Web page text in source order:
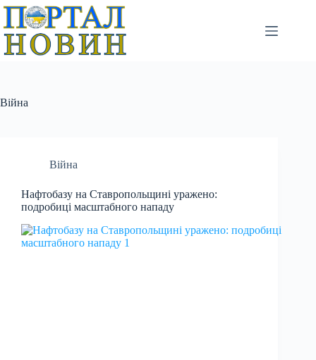
Перейти
вмісту
Війна
Війна
Нафтобазу на Ставропольщині уражено:
подробиці масштабного нападу